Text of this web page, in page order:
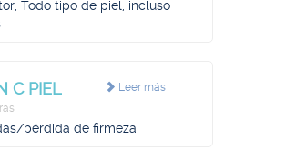
Todo tipo de piel, incluso
Leer más
C PIEL
pérdida de firmeza